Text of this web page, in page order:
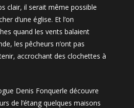
clair, il serait même possible
d’une église. Et l’on
quand les vents balaient
les pêcheurs n’ont pas
accrochant des clochettes à
Denis Fonquerle découvre
de l’étang quelques maisons